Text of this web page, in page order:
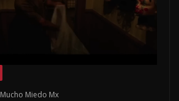
Mucho Miedo Mx